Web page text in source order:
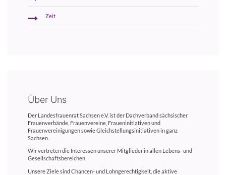
Zeit
Über Uns
Der Landesfrauenrat Sachsen e.V. ist der Dachverband sächsischer
Frauenverbände, Frauenvereine, Fraueninitiativen und
Frauenvereinigungen sowie Gleichstellungsinitiativen in ganz
Sachsen.
Wir vertreten die Interessen unserer Mitglieder in allen Lebens- und
Gesellschaftsbereichen.
Unsere Ziele sind Chancen- und Lohngerechtigkeit, die aktive